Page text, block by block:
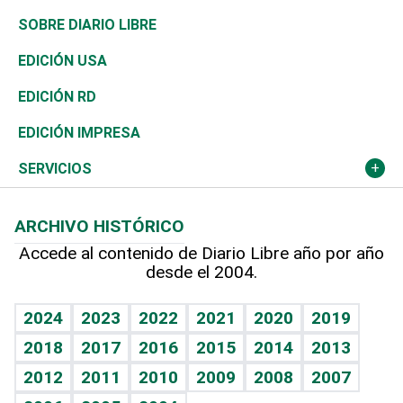
José Boquete
Reportajes
Asia
África
Ocenanía
Caribe
Resto del mundo
Consumo
Vivienda
Telecom.
Global y variable
Economía personal
Belleza
Buena Vida
Sociales
Novedades
Podcast Arte Libre
Hablando con el pediatra
Vida y familia
Eñe
Celebrando la vida
Golf
Ciclismo
Tenis
Olimpismo
Más deportes
Línea de hit
TBT Deportivo
De buena tinta
En Directo
El Espía
Noticiero Poteleche
Columnistas
Clima
Tecnología
Historia
Martes de tecnología
Cambio climático
Mundo
Economía
Revista
Deportes
Opinión
Hecho en casa
Guía del dinero
SOBRE DIARIO LIBRE
EDICIÓN USA
EDICIÓN RD
EDICIÓN IMPRESA
SERVICIOS
Cumpleaños
Horóscopos
Crucigramas
ARCHIVO HISTÓRICO
Accede al contenido de Diario Libre año por año
desde el 2004.
2024 2023 2022 2021 2020
2019
2018
2017 2016 2015 2014
2013
2012
2011 2010 2009 2008
2007